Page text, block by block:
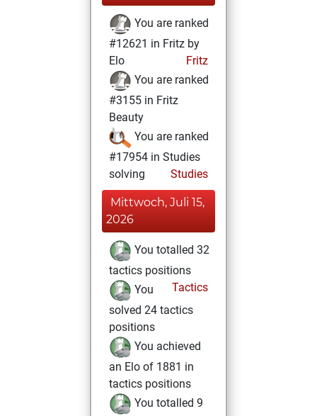
You are ranked
#12621 in Fritz by
Elo
Fritz
You are ranked
#3155 in Fritz
Beauty
You are ranked
#17954 in Studies
solving
Studies
Mittwoch, Juli 15,
2026
You totalled 32
tactics positions
Tactics
You
solved 24 tactics
positions
You achieved
an Elo of 1881 in
tactics positions
You totalled 9